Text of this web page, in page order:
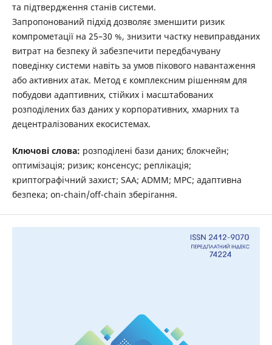
та підтвердження станів системи.
Запропонований підхід дозволяє зменшити ризик
компрометації на 25–30 %, знизити частку невиправданих
витрат на безпеку й забезпечити передбачувану
поведінку системи навіть за умов пікового навантаження
або активних атак. Метод є комплексним рішенням для
побудови адаптивних, стійких і масштабованих
розподілених баз даних у корпоративних, хмарних та
децентралізованих екосистемах.
Ключові слова: розподілені бази даних; блокчейн;
оптимізація; ризик; консенсус; реплікація;
криптографічний захист; SAA; ADMM; MPC; адаптивна
безпека; on-chain/off-chain зберігання.